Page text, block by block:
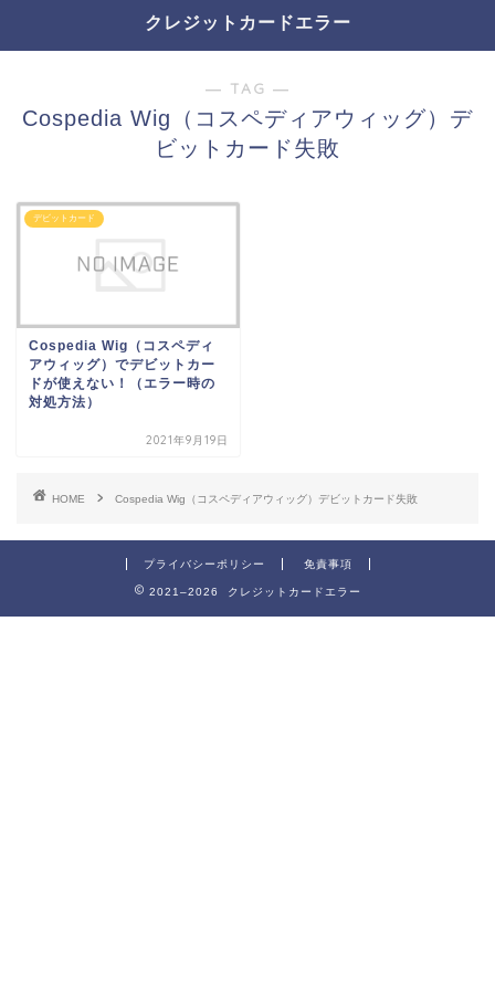
クレジットカードエラー
― TAG ―
Cospedia Wig（コスペディアウィッグ）デ
ビットカード失敗
デビットカード
Cospedia Wig（コスペディ
アウィッグ）でデビットカー
ドが使えない！（エラー時の
対処方法）
2021年9月19日
HOME Cospedia Wig（コスペディアウィッグ）デビットカード失敗
プライバシーポリシー 免責事項
2021–2026 クレジットカードエラー